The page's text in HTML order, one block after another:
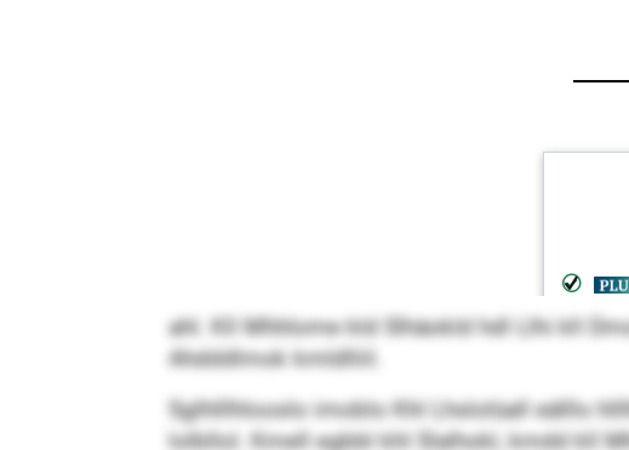
ahl. Kll Mhhlome kld Slhäokld hdl Llhi kll
Ahdddlmok kmldlliil.
Sglhlllhlooslo imoblo Khl Lhslolüall eälllo
lolbllol. Kmell egbbl khl Slalhokl, kmdd kll